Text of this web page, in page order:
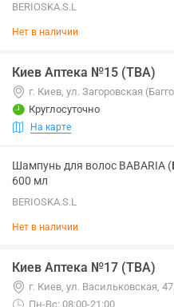
BERIOSKA.S.L
Нет в наличии
Киев Аптека №15 (ТВА)
г. Киев, ул. Загоровская
Круглосуточно
На карте
Шампунь для волос BABARIA
600 мл
BERIOSKA.S.L
Нет в наличии
Киев Аптека №17 (ТВА)
г. Киев, ул. Васильковская,
Пн-Вс: 08:00-21:00